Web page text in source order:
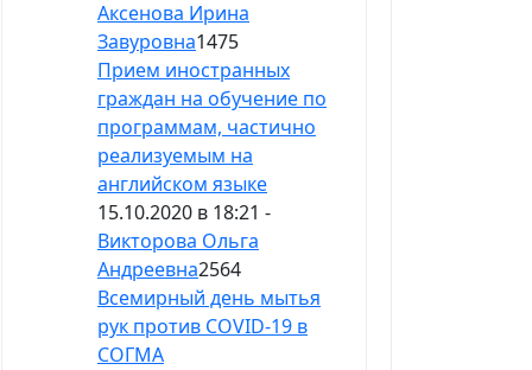
Аксенова Ирина
Завуровна1475
Прием иностранных
граждан на обучение по
программам, частично
реализуемым на
английском языке
15.10.2020 в 18:21 -
Викторова Ольга
Андреевна2564
Всемирный день мытья
рук против COVID-19 в
СОГМА